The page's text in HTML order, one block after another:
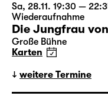
Sa, 28.11. 19:30 —
Wiederaufnahme
Die Jungfrau
Große Bühne
Karten
weitere Termine